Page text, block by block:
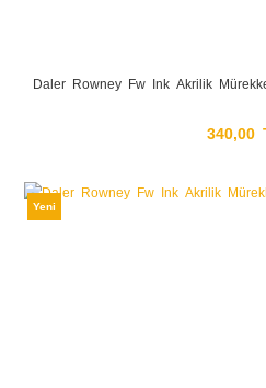
Daler Rowney Fw Ink Akrilik
340,00
Yeni